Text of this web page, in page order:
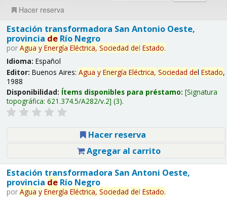
Hacer reserva
Estación transformadora San Antonio Oeste,
provincia deRío Negro
por Agua y Energía Eléctrica, Sociedad del Estado.
Idioma: Español
Editor: Buenos Aires: Agua y Energía Eléctrica, Sociedad del Estado,
1988
Disponibilidad: Ítems disponibles para préstamo: Signatura
topográfica: 621.374.5/A282/v.2 (3).
Hacer reserva
Agregar al carrito
Estación transformadora San Antoni Oeste,
provincia deRío Negro
por Agua y Energía Eléctrica, Sociedad del Estado.